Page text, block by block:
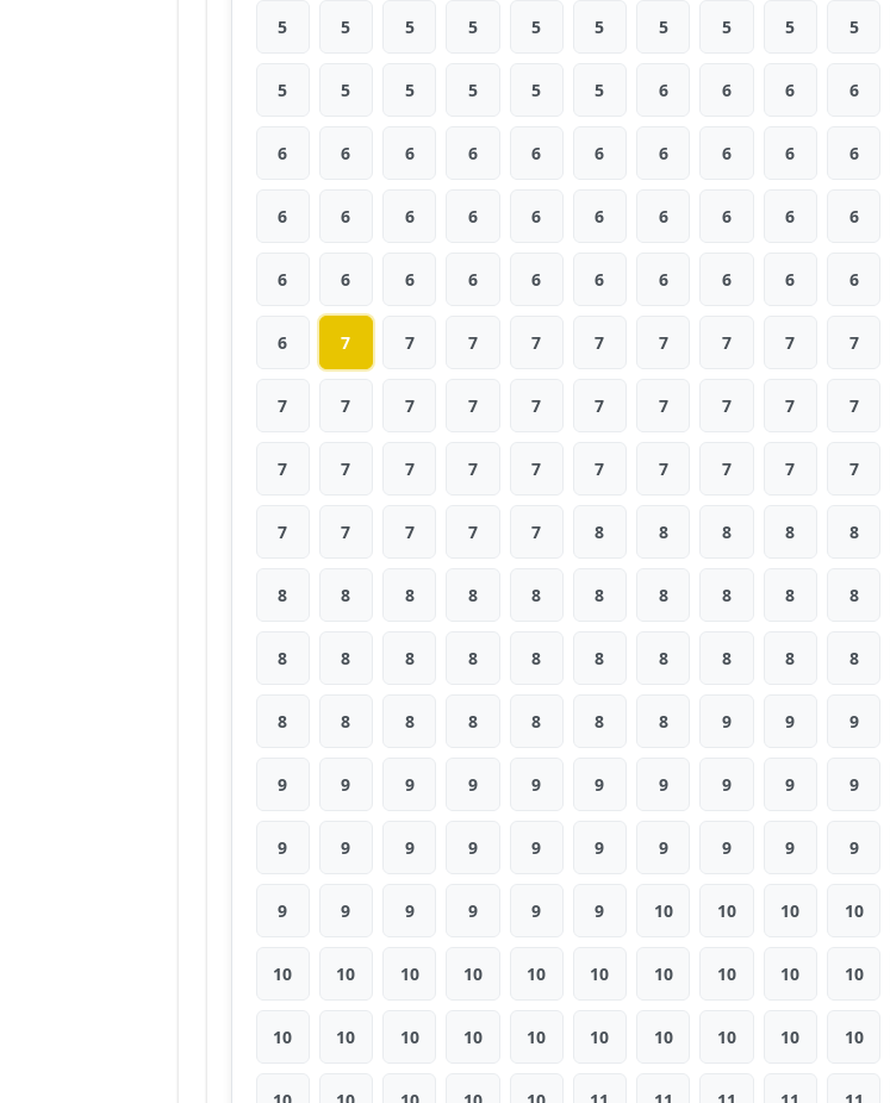
5 5 5 5 5 5 5 5 5 5
5 5 5 5 5 5 6 6 6 6
6 6 6 6 6 6 6 6 6 6
6 6 6 6 6 6 6 6 6 6
6 6 6 6 6 6 6 6 6 6
6 7 7 7 7 7 7 7 7 7
7 7 7 7 7 7 7 7 7 7
7 7 7 7 7 7 7 7 7 7
7 7 7 7 7 8 8 8 8 8
8 8 8 8 8 8 8 8 8 8
8 8 8 8 8 8 8 8 8 8
8 8 8 8 8 8 8 9 9 9
9 9 9 9 9 9 9 9 9 9
9 9 9 9 9 9 9 9 9 9
9 9 9 9 9 9 10 10 10 10
10 10 10 10 10 10 10 10 10 10
10 10 10 10 10 10 10 10 10 10